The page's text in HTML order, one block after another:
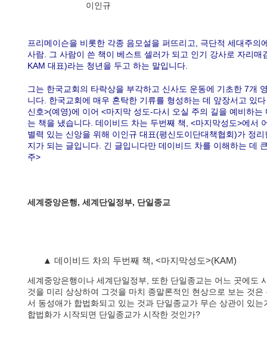
이인규
프리메이슨을 비롯한 각종 음모설을 퍼뜨리고, 극단적 세대주의
사람. 그 사람이 쓴 책이 베스트 셀러가 되고 인기 강사로 자리
KAM 대표)라는 청년을 두고 하는 말입니다.
그는 한국교회의 타락상을 부각하고 신사도 운동에 기초한 7개
니다. 한국교회에 매우 혼탁한 기류를 형성하는 데 앞장서고 있
신호>(예영)에 이어 <마지막 성도-다시 오실 주의 길을 예비하
는 책을 냈습니다. 데이비드 차는 두번째 책, <마지막성도>에서
별력 있는 신앙을 위해 이인규 대표(평신도이단대책협회)가 정
지가 되는 글입니다. 긴 글입니다만 데이비드 차를 이해하는 데
주>
세계중앙은행, 세계단일정부, 단일종교
▲ 데이비드 차의 두번째 책, <마지막성도>(KAM)
세계중앙은행이나 세계단일정부, 또한 단일종교는 어느 곳에도
것을 미리 상상하여 그것을 마치 종말론적인 현상으로 보는 것
서 동성애가 합법화되고 있는 것과 단일종교가 무슨 상관이 있
합법화가 시작되면 단일종교가 시작한 것인가?